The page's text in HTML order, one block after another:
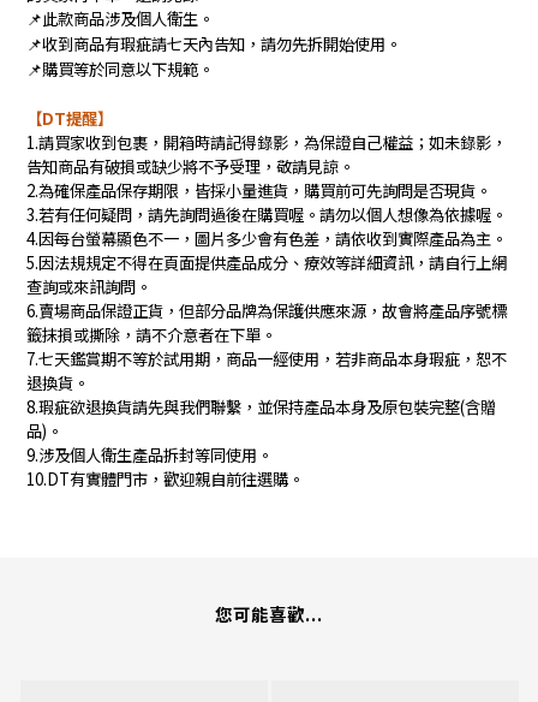
📌 此款商品涉及個人衛生。
📌收到商品有瑕疵請七天內告知，請勿先拆開始使用。
📌購買等於同意以下規範。
【DT提醒】
1.請買家收到包裹，開箱時請記得錄影，為保證自己權益；如未錄影，
告知商品有破損或缺少將不予受理，敬請見諒。
2.為確保產品保存期限，皆採小量進貨，購買前可先詢問是否現貨。
3.若有任何疑問，請先詢問過後在購買喔。請勿以個人想像為依據喔。
4.因每台螢幕顯色不一，圖片多少會有色差，請依收到實際產品為主。
5.因法規規定不得在頁面提供產品成分、療效等詳細資訊，請自行上網
查詢或來訊詢問。
6.賣場商品保證正貨，但部分品牌為保護供應來源，故會將產品序號標
籤抹損或撕除，請不介意者在下單。
7.七天鑑賞期不等於試用期，商品一經使用，若非商品本身瑕疵，恕不
退換貨。
8.瑕疵欲退換貨請先與我們聯繫，並保持產品本身及原包裝完整(含贈
品)。
9.涉及個人衛生產品拆封等同使用。
10.DT有實體門市，歡迎親自前往選購。
您可能喜歡...